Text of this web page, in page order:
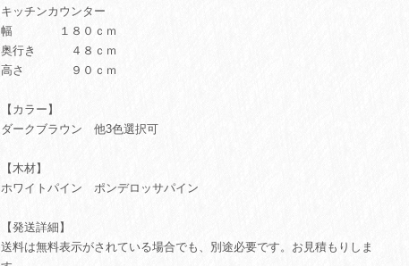
キッチンカウンター
幅 １８０ｃｍ
奥行き ４８ｃｍ
高さ ９０ｃｍ
【カラー】
ダークブラウン 他3色選択可
【木材】
ホワイトパイン ポンデロッサパイン
【発送詳細】
送料は無料表示がされている場合でも、別途必要です。お見積もりしま